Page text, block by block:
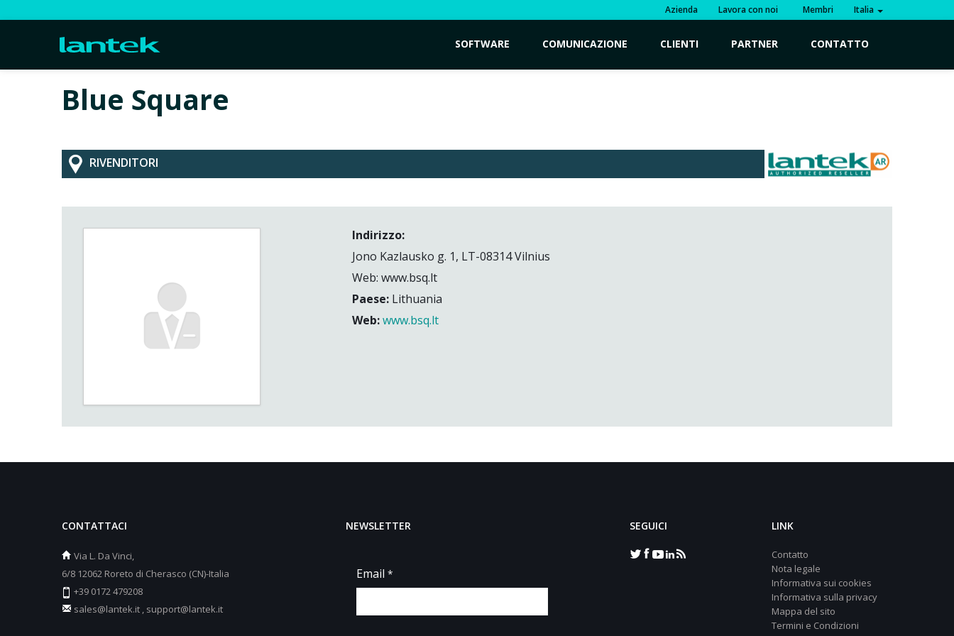
Azienda Lavora con noi Membri Italia
SOFTWARE COMUNICAZIONE CLIENTI PARTNER CONTATTO
Blue Square
RIVENDITORI
Indirizzo:
Jono Kazlausko g. 1, LT-08314 Vilnius
Web: www.bsq.lt
Paese: Lithuania
Web: www.bsq.lt
CONTATTACI
Via L. Da Vinci,
6/8 12062 Roreto di Cherasco (CN)-Italia
+39 0172 479208
sales@lantek.it , support@lantek.it
NEWSLETTER SEGUICI LINK
Contatto
Nota legale
Informativa sui cookies
Informativa sulla privacy
Mappa del sito
Termini e Condizioni